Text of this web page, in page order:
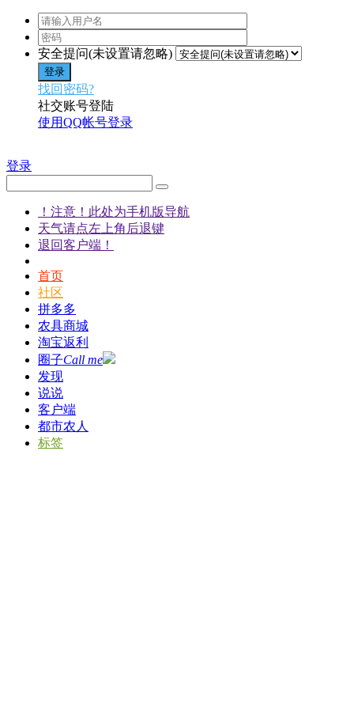
安全提问(未设置请忽略)
登录
找回密码?
社交账号登陆
使用QQ帐号登录
登录
！注意！此处为手机版导航
天气请点左上角后退键
退回客户端！
首页
社区
拼多多
农具商城
淘宝返利
圈子Call me
发现
说说
客户端
都市农人
标签